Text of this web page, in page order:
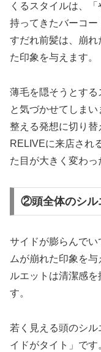
くるスタイルは、
持ってきたバーコ
すだれ前髪は、崩
た印象を与えます。
薄毛を隠そうとする
と気づかせてしま
整える発想に切り替
RELIVEに来店され
た目が大きく変わっ
②頭全体のシル
サイドが膨らんで
ムが崩れた印象を
ルエットは清潔感
す。
若く見える頭のシ
イドがタイト」で